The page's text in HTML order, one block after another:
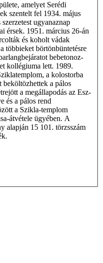
amelyet Serédi
szentelt fel 1934. május
ugyanaznap
érsek. 1951. március 26-án
és koholt vádak
többieket börtönbüntetésre
bebetonoz-
kollégiuma lett. 1989.
a kolostorba
beköltözhettek a pálos
a megállapodás az Esz­
és a pálos rend
a Szikla-templom
átvétele ügyében. A
alapján 15 101. törzsszám